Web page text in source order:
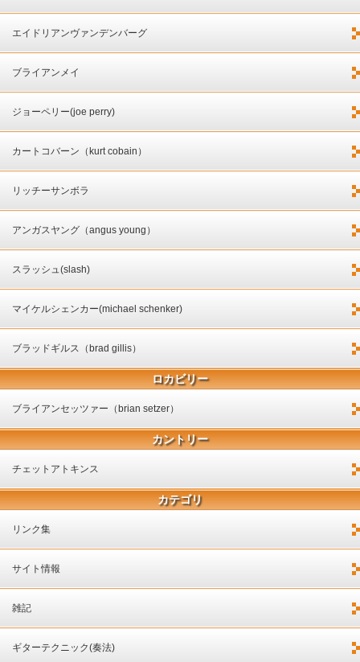
エイドリアンヴァンデンバーグ
ブライアンメイ
ジョーペリー(joe perry)
カートコバーン（kurt cobain）
リッチーサンボラ
アンガスヤング（angus young）
スラッシュ(slash)
マイケルシェンカー(michael schenker)
ブラッドギルス（brad gillis）
ロカビリー
ブライアンセッツァー（brian setzer）
カントリー
チェットアトキンス
カテゴリ
リンク集
サイト情報
雑記
ギターテクニック(奏法)